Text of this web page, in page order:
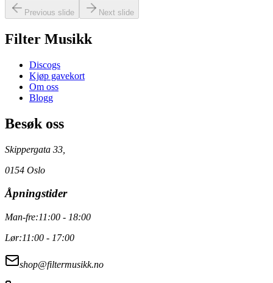
Previous slide Next slide
Filter Musikk
Discogs
Kjøp gavekort
Om oss
Blogg
Besøk oss
Skippergata 33,
0154 Oslo
Åpningstider
Man-fre:11:00 - 18:00
Lør:11:00 - 17:00
shop@filtermusikk.no